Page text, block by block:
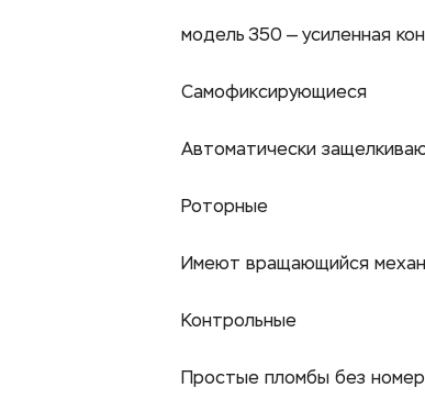
модель 350 — усиленная
Самофиксирующиеся
Автоматически
Роторные
Имеют вращающийся
Контрольные
Простые пломбы без